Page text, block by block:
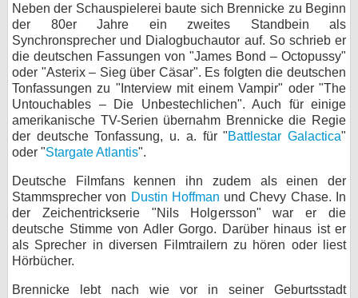
Neben der Schauspielerei baute sich Brennicke zu Beginn
der 80er Jahre ein zweites Standbein als
Synchronsprecher und Dialogbuchautor auf. So schrieb er
die deutschen Fassungen von "James Bond – Octopussy"
oder "Asterix – Sieg über Cäsar". Es folgten die deutschen
Tonfassungen zu "Interview mit einem Vampir" oder "The
Untouchables – Die Unbestechlichen". Auch für einige
amerikanische TV-Serien übernahm Brennicke die Regie
der deutsche Tonfassung, u. a. für "Battlestar Galactica"
oder "Stargate Atlantis".
Deutsche Filmfans kennen ihn zudem als einen der
Stammsprecher von Dustin Hoffman und Chevy Chase. In
der Zeichentrickserie "Nils Holgersson" war er die
deutsche Stimme von Adler Gorgo. Darüber hinaus ist er
als Sprecher in diversen Filmtrailern zu hören oder liest
Hörbücher.
Brennicke lebt nach wie vor in seiner Geburtsstadt
myFanbase